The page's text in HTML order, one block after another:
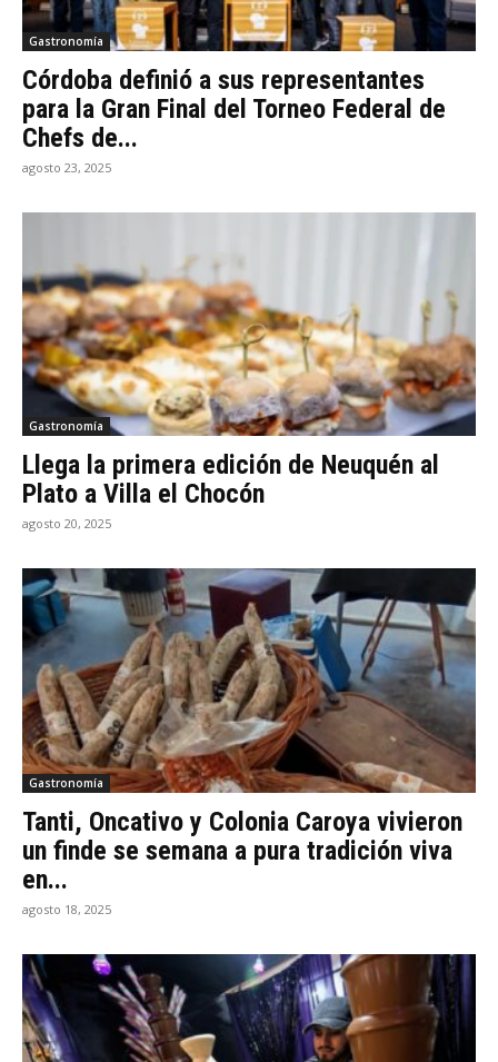
Gastronomía
Córdoba definió a sus representantes
para la Gran Final del Torneo Federal de
Chefs de...
agosto 23, 2025
Gastronomía
Llega la primera edición de Neuquén al
Plato a Villa el Chocón
agosto 20, 2025
Gastronomía
Tanti, Oncativo y Colonia Caroya vivieron
un finde se semana a pura tradición viva
en...
agosto 18, 2025